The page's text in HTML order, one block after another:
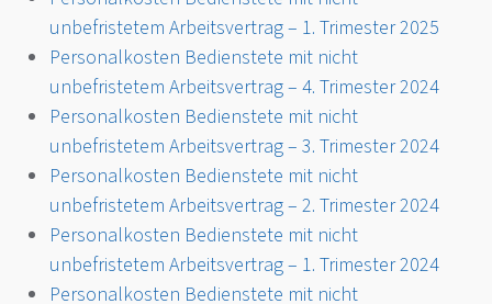
unbefristetem Arbeitsvertrag – 1. Trimester 2025
Personalkosten Bedienstete mit nicht
unbefristetem Arbeitsvertrag – 4. Trimester 2024
Personalkosten Bedienstete mit nicht
unbefristetem Arbeitsvertrag – 3. Trimester 2024
Personalkosten Bedienstete mit nicht
unbefristetem Arbeitsvertrag – 2. Trimester 2024
Personalkosten Bedienstete mit nicht
unbefristetem Arbeitsvertrag – 1. Trimester 2024
Personalkosten Bedienstete mit nicht